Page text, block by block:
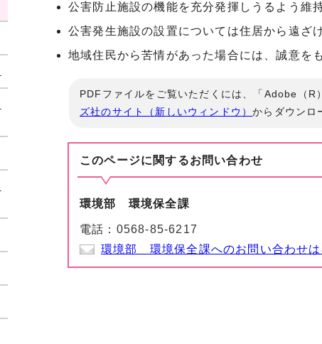
公害防止施設の機能を充分発揮しうるよう維
公害発生施設の設置については住居から遠ざ
地域住民から苦情があった場合には、誠意を
PDFファイルをご覧いただくには、「Adobe（
ズ社のサイト（新しいウィンドウ）からダウンロ
このページに関するお問い合わせ
環境部 環境保全課
電話： 0568-85-6217
環境部 環境保全課へのお問い合わせは